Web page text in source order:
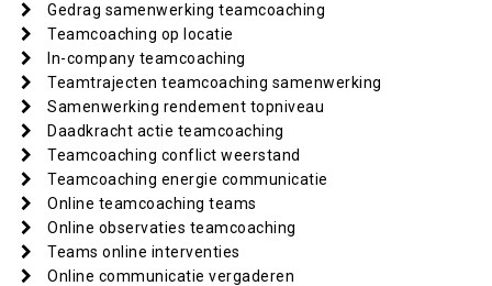
Gedrag samenwerking teamcoaching
Teamcoaching op locatie
In-company teamcoaching
Teamtrajecten teamcoaching samenwerking
Samenwerking rendement topniveau
Daadkracht actie teamcoaching
Teamcoaching conflict weerstand
Teamcoaching energie communicatie
Online teamcoaching teams
Online observaties teamcoaching
Teams online interventies
Online communicatie vergaderen